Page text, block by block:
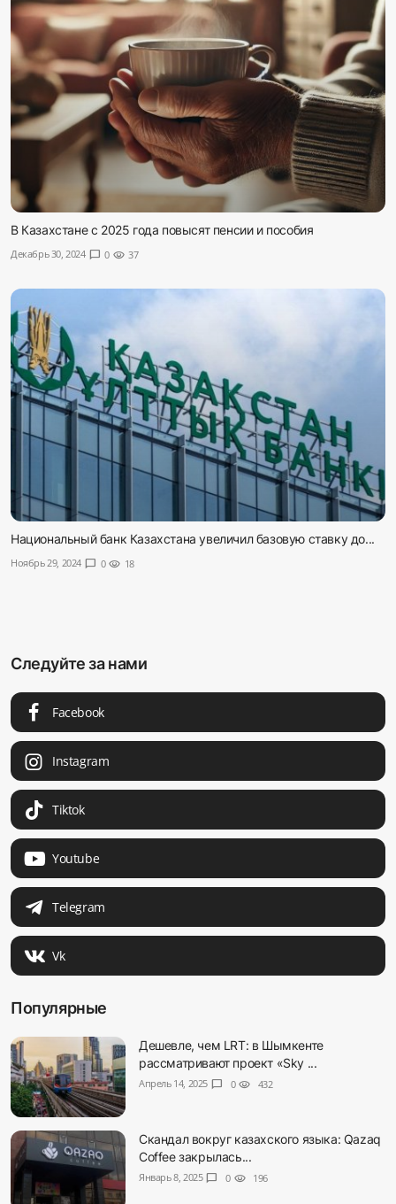
В Казахстане с 2025 года повысят пенсии и пособия
Декабрь 30, 2024 chat_bubble 0 visibility 37
Национальный банк Казахстана увеличил базовую ставку до...
Ноябрь 29, 2024 chat_bubble 0 visibility 18
Следуйте за нами
Facebook
Instagram
Tiktok
Youtube
Telegram
Vk
Популярные
Дешевле, чем LRT: в Шымкенте
рассматривают проект «Sky ...
Апрель 14, 2025 chat_bubble 0 visibility 432
Скандал вокруг казахского языка: Qazaq
Coffee закрылась...
Январь 8, 2025 chat_bubble 0 visibility 196